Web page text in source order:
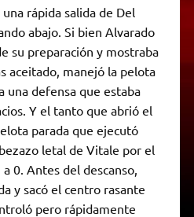
rápida salida de Del
abajo. Si bien Alvarado
su preparación y mostraba
aceitado, manejó la pelota
una defensa que estaba
Y el tanto que abrió el
parada que ejecutó
letal de Vitale por el
0. Antes del descanso,
y sacó el centro rasante
pero rápidamente